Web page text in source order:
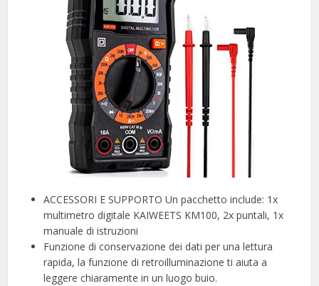
ACCESSORI E SUPPORTO Un pacchetto include: 1x
multimetro digitale KAIWEETS KM100, 2x puntali, 1x
manuale di istruzioni
Funzione di conservazione dei dati per una lettura
rapida, la funzione di retroilluminazione ti aiuta a
leggere chiaramente in un luogo buio.